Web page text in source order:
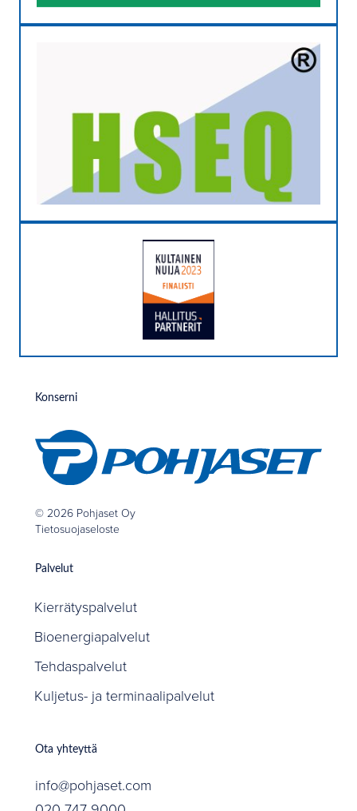
Konserni
© 2026 Pohjaset Oy
Tietosuojaseloste
Palvelut
Kierrätyspalvelut
Bioenergiapalvelut
Tehdaspalvelut
Kuljetus- ja terminaalipalvelut
Ota yhteyttä
info@pohjaset.com